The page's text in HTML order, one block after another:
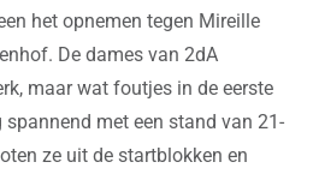
het opnemen tegen Mireille
De dames van 2dA
maar wat foutjes in de eerste
met een stand van 21-
ze uit de startblokken en